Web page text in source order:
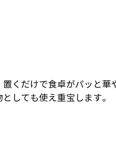
くだけで食卓がパッと華
しても使え重宝します。